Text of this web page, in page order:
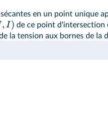
en un point unique
, I) de ce point d'intersection
la tension aux bornes de la